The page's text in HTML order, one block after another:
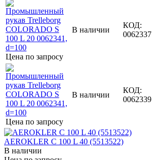
Цена по запросу
В наличии
КОД:
0062337
Цена по запросу
В наличии
КОД:
0062339
AEROKLER C 100 L 40 (5513522)
В наличии